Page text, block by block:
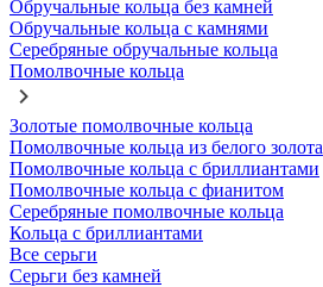
Обручальные кольца без камней
Обручальные кольца с камнями
Серебряные обручальные кольца
Помолвочные кольца
Золотые помолвочные кольца
Помолвочные кольца из белого золота
Помолвочные кольца с бриллиантами
Помолвочные кольца с фианитом
Серебряные помолвочные кольца
Кольца с бриллиантами
Все серьги
Серьги без камней